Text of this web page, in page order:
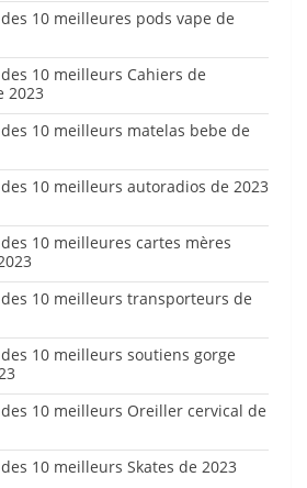
10 meilleures pods vape de
10 meilleurs Cahiers de
2023
10 meilleurs matelas bebe de
10 meilleurs autoradios de 2023
10 meilleures cartes mères
10 meilleurs transporteurs de
10 meilleurs soutiens gorge
10 meilleurs Oreiller cervical de
10 meilleurs Skates de 2023